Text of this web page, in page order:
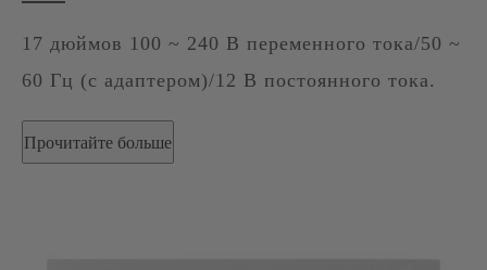
17 дюймов 100 ~ 240 В переменного тока/50 ~
60 Гц (с адаптером)/12 В постоянного тока.
Прочитайте больше